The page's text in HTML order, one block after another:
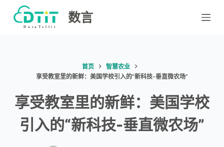
跳
过
数言
首页
智慧农业
享受教室里的新鲜：美国学校引入的“新科技-垂直微农场”
享受教室里的新鲜：美国学校
引入的“新科技-垂直微农场”